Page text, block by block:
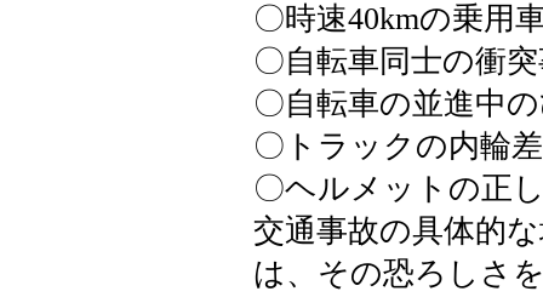
〇時速40kmの乗用
〇自転車同士の衝
〇自転車の並進中
〇トラックの内輪
〇ヘルメットの正
交通事故の具体的
は、その恐ろしさ